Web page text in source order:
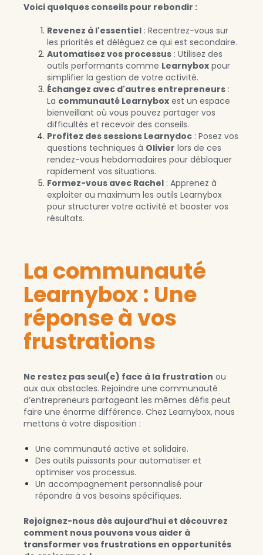
Voici quelques conseils pour rebondir :
Revenez à l'essentiel : Recentrez-vous sur
les priorités et déléguez ce qui est secondaire.
Automatisez vos processus : Utilisez des
outils performants comme Learnybox pour
simplifier la gestion de votre activité.
Échangez avec d'autres entrepreneurs :
La communauté Learnybox est un espace
bienveillant où vous pouvez partager vos
difficultés et recevoir des conseils.
Profitez des sessions Learnydoc : Posez vos
questions techniques à Olivier lors de ces
rendez-vous hebdomadaires pour débloquer
rapidement vos situations.
Formez-vous avec Rachel : Apprenez à
exploiter au maximum les outils Learnybox
pour structurer votre activité et booster vos
résultats.
La communauté
Learnybox : Une
réponse à vos
frustrations
Ne restez pas seul(e) face à la frustration ou
aux aux obstacles. Rejoindre une communauté
d’entrepreneurs partageant les mêmes défis peut
faire une énorme différence. Chez Learnybox, nous
mettons à votre disposition :
Une communauté active et solidaire.
Des outils puissants pour automatiser et
optimiser vos processus.
Un accompagnement personnalisé pour
répondre à vos besoins spécifiques.
Rejoignez-nous dès aujourd’hui et découvrez
comment nous pouvons vous aider à
transformer vos frustrations en opportunités